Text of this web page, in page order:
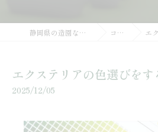
静岡県の造園なら唯総建 コラム エク
エクステリアの色選びをす
2025/12/05